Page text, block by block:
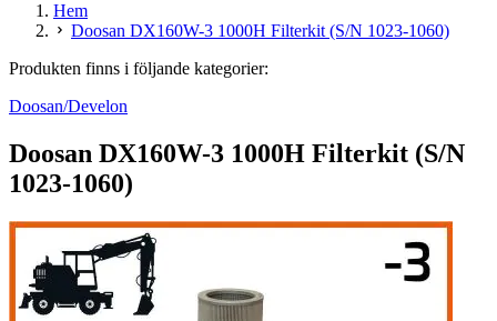
Hem
Doosan DX160W-3 1000H Filterkit (S/N 1023-1060)
Produkten finns i följande kategorier:
Doosan/Develon
Doosan DX160W-3 1000H Filterkit (S/N
1023-1060)